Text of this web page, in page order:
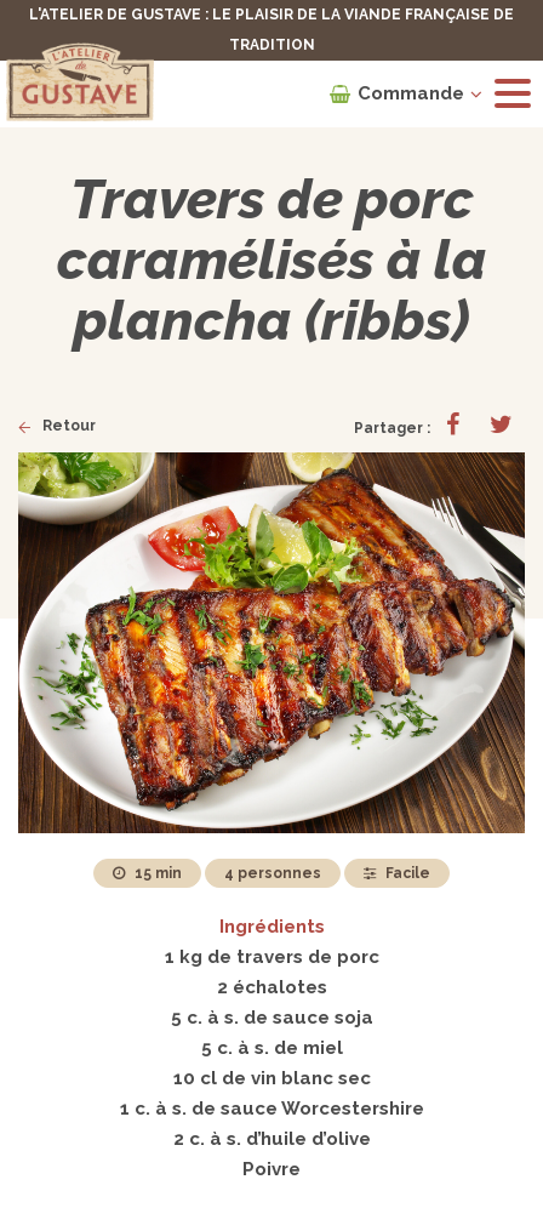
L'ATELIER DE GUSTAVE : LE PLAISIR DE LA VIANDE FRANÇAISE DE
TRADITION
Commande
Travers de porc
caramélisés à la
plancha (ribbs)
Retour Partager :
15 min 4 personnes Facile
Ingrédients
1 kg de travers de porc
2 échalotes
5 c. à s. de sauce soja
5 c. à s. de miel
10 cl de vin blanc sec
1 c. à s. de sauce Worcestershire
2 c. à s. d’huile d’olive
Poivre